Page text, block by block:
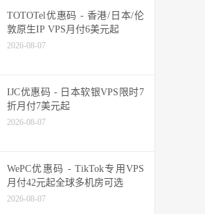
TOTOTel优惠码 - 香港/日本/伦
敦原生IP VPS月付6美元起
2026-08-07
IJC优惠码 - 日本软银VPS限时7
折月付7美元起
2026-08-07
WePC优惠码 - TikTok专用VPS
月付42元起全球多机房可选
2026-08-07